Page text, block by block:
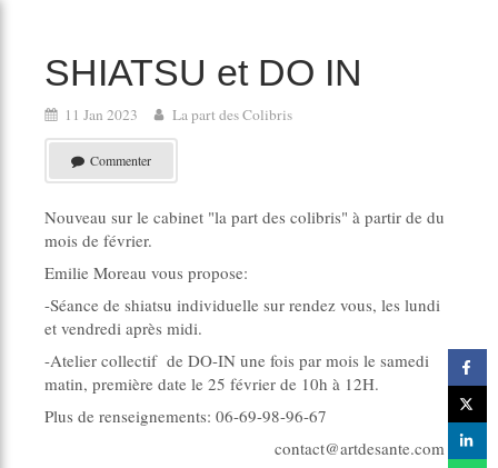
SHIATSU et DO IN
11 Jan 2023 La part des Colibris
Commenter
Nouveau sur le cabinet "la part des colibris" à partir de du
mois de février.
Emilie Moreau vous propose:
-Séance de shiatsu individuelle sur rendez vous, les lundi
et vendredi après midi.
-Atelier collectif de DO-IN une fois par mois le samedi
matin, première date le 25 février de 10h à 12H.
Plus de renseignements: 06-69-98-96-67
contact@artdesante.com